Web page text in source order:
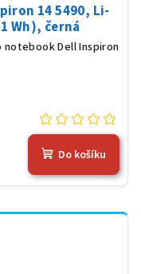
14 5490, Li-
Wh), černá
Dell Inspiron
Do košíku